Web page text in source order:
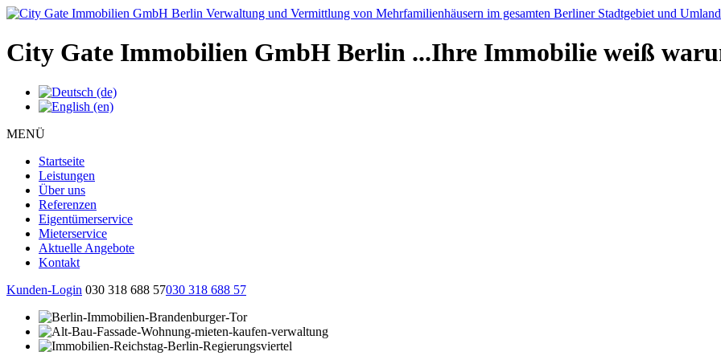
City Gate Immobilien GmbH Berlin ...Ihre Immobilie weiß
MENÜ
Startseite
Leistungen
Über uns
Referenzen
Eigentümerservice
Mieterservice
Aktuelle Angebote
Kontakt
Kunden-Login 030 318 688 57030 318 688 57